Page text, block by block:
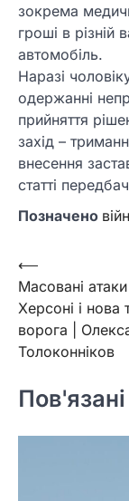
зокрема
гроші в різній
автомобіль.
Наразі
одержанні
прийняття
захід –
внесення
статті
Позначено
Навігація
записів
⟵
Масовані
Херсоні і нова
ворога |
Толоконніков